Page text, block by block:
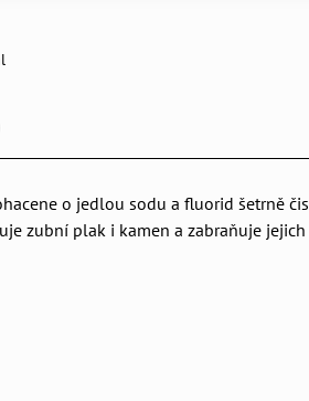
o jedlou sodu a fluorid šetrně
zubní plak i kamen a zabraňuje